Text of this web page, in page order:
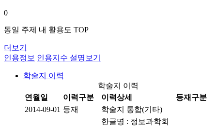
0
동일 주제 내 활용도 TOP
더보기
인용정보 인용지수 설명보기
학술지 이력
학술지 이력
연월일
이력구분 이력상세
등재구분
2014-09-01 등재 학술지 통합(기타)
한글명 : 정보과학회